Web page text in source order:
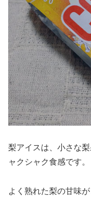
梨アイスは、小さな
ャクシャク食感です。
よく熟れた梨の甘味